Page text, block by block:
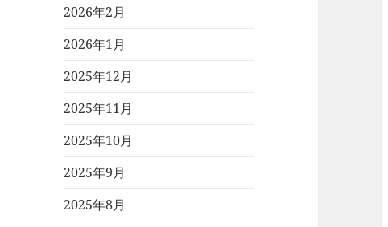
2026年2月
2026年1月
2025年12月
2025年11月
2025年10月
2025年9月
2025年8月